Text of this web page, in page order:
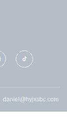
daniel@hyjxsbc.com